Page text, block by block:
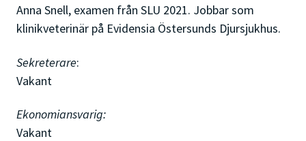
Anna Snell, examen från SLU 2021. Jobbar som
klinikveterinär på Evidensia Östersunds Djursjukhus.
Sekreterare:
Vakant
Ekonomiansvarig:
Vakant